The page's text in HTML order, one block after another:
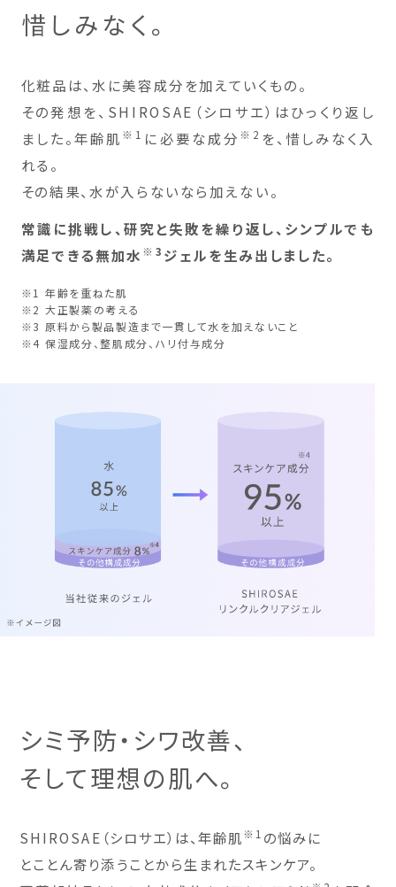
惜しみなく。
化粧品は、水に美容成分を加えていくもの。
その発想を、SHIROSAE（シロサエ）はひっくり返し
ました。年齢肌 ※1 に必要な成分 ※2 を、惜しみなく入
れる。
その結果、水が入らないなら加えない。
常識に挑戦し、研究と失敗を繰り返し、シンプルでも
満足できる無加水 ※3 ジェルを生み出しました。
※1 年齢を重ねた肌
※2 大正製薬の考える
※3 原料から製品製造まで一貫して水を加えないこと
※4 保湿成分、整肌成分、ハリ付与成分
シミ予防・シワ改善、
そして理想の肌へ。
SHIROSAE（シロサエ）は、年齢肌※1 の悩みに
とことん寄り添うことから生まれたスキンケア。